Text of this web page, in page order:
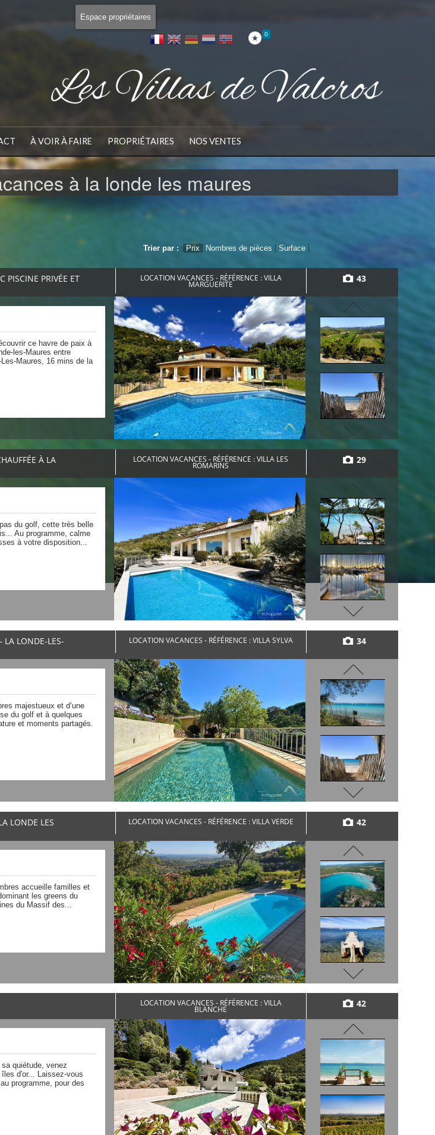
Espace propriétaires
0
À VOIR À FAIRE PROPRIÉTAIRES NOS VENTES
à la londe les maures
Trier par : Prix Nombres de pièces Surface
PISCINE PRIVÉE ET LOCATION VACANCES - RÉFÉRENCE : VILLA
MARGUERITE
43
ce havre de paix à
les-Maures entre
Maures, 16 mins de la
À LA LOCATION VACANCES - RÉFÉRENCE : VILLA LES
ROMARINS
29
du golf, cette très belle
Au programme, calme
à votre disposition...
LA LONDE-LES- LOCATION VACANCES - RÉFÉRENCE : VILLA SYLVA 34
majestueux et d’une
du golf et à quelques
et moments partagés.
LONDE LES LOCATION VACANCES - RÉFÉRENCE : VILLA VERDE 42
accueille familles et
les greens du
du Massif des...
LOCATION VACANCES - RÉFÉRENCE : VILLA
BLANCHE
42
quiétude, venez
d'or... Laissez-vous
programme, pour des